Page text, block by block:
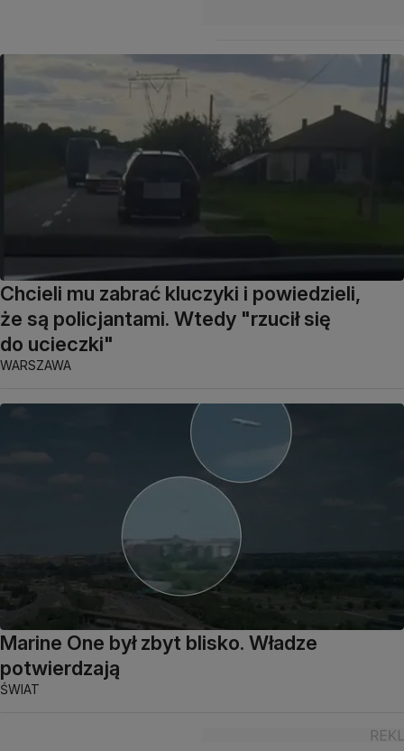
Chcieli mu zabrać kluczyki i powiedzieli,
że są policjantami. Wtedy "rzucił się
do ucieczki"
WARSZAWA
Marine One był zbyt blisko. Władze
potwierdzają
ŚWIAT